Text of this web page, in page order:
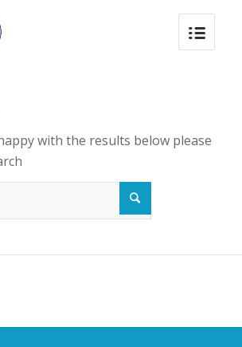
with the results below please